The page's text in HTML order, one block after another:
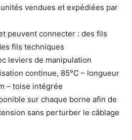
vendues et expédiées par
peuvent connecter : des fils
fils techniques
leviers de manipulation
continue, 85°C – longueur
– toise intégrée
sur chaque borne afin de
sans perturber le câblage